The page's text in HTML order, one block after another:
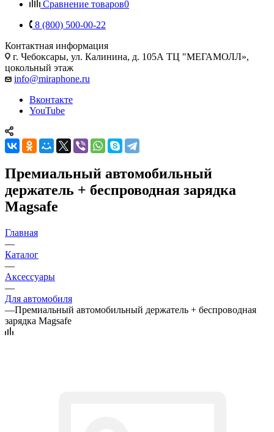
Сравнение товаров0
8 (800) 500-00-22
Контактная информация
г. Чебоксары, ул. Калинина, д. 105А ТЦ "МЕГАМОЛЛ»,
цокольный этаж
info@miraphone.ru
Вконтакте
YouTube
Премиальный автомобильный
держатель + беспроводная зарядка
Magsafe
Главная
—
Каталог
—
Аксессуары
—
Для автомобиля
—Премиальный автомобильный держатель + беспроводная
зарядка Magsafe